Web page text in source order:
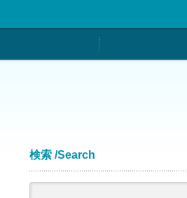
検索 /Search